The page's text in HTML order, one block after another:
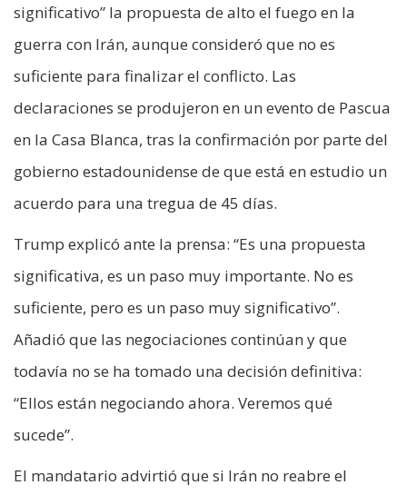
significativo” la propuesta de alto el fuego en la
guerra con Irán, aunque consideró que no es
suficiente para finalizar el conflicto. Las
declaraciones se produjeron en un evento de Pascua
en la Casa Blanca, tras la confirmación por parte del
gobierno estadounidense de que está en estudio un
acuerdo para una tregua de 45 días.
Trump explicó ante la prensa: “Es una propuesta
significativa, es un paso muy importante. No es
suficiente, pero es un paso muy significativo”.
Añadió que las negociaciones continúan y que
todavía no se ha tomado una decisión definitiva:
“Ellos están negociando ahora. Veremos qué
sucede”.
El mandatario advirtió que si Irán no reabre el